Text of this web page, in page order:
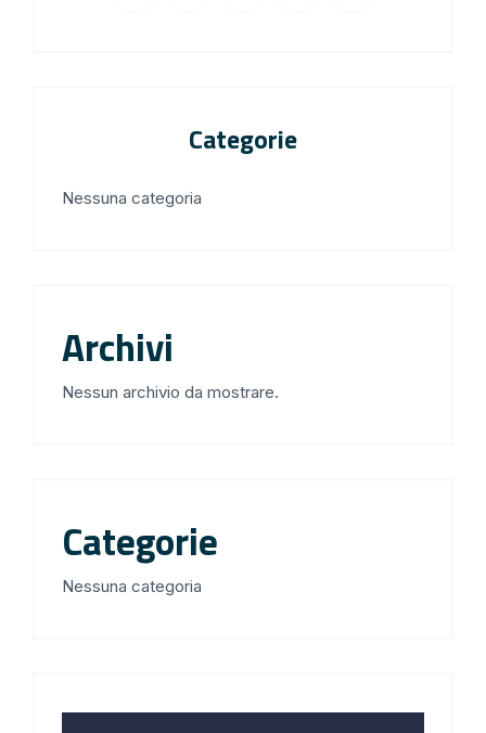
Categorie
Nessuna categoria
Archivi
Nessun archivio da mostrare.
Categorie
Nessuna categoria